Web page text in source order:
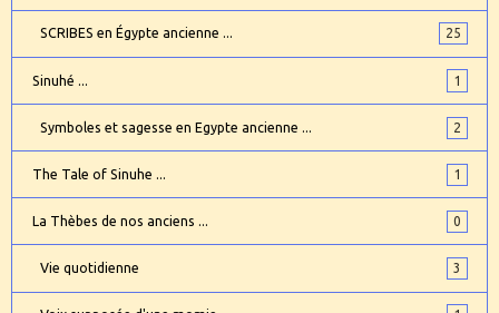
SCRIBES en Égypte ancienne ... 25
Sinuhé ... 1
Symboles et sagesse en Egypte ancienne ... 2
The Tale of Sinuhe ... 1
La Thèbes de nos anciens ... 0
Vie quotidienne 3